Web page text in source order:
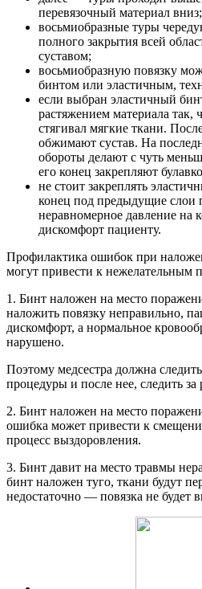
перевязочный материал вниз;
восьмиобразные туры
полного закрытия всей
суставом;
восьмиобразную повязку
бинтом или эластичным,
если выбран эластичный
растяжением материала так,
стягивал мягкие ткани.
обжимают сустав. На
обороты делают с чуть
его конец закрепляют
не стоит закреплять
конец под предыдущие слои
неравномерное давление на
дискомфорт пациенту.
Профилактика ошибок при
могут привести к нежелательным
1. Бинт наложен на место
наложить повязку неправильно,
дискомфорт, а нормальное
нарушено.
Поэтому медсестра должна
процедуры и после нее, следить за
2. Бинт наложен на место
ошибка может привести к
процесс выздоровления.
3. Бинт давит на место травмы
бинт наложен туго, ткани будут
недостаточно — повязка не будет